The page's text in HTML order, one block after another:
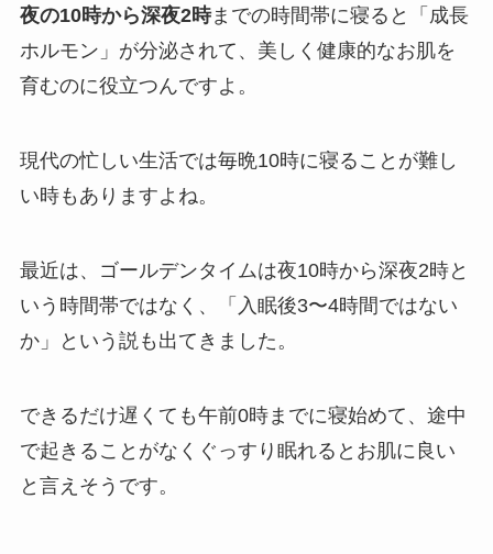
夜の10時から深夜2時までの時間帯に寝ると「成長
ホルモン」が分泌されて、美しく健康的なお肌を
育むのに役立つんですよ。
現代の忙しい生活では毎晩10時に寝ることが難し
い時もありますよね。
最近は、ゴールデンタイムは夜10時から深夜2時と
いう時間帯ではなく、「入眠後3〜4時間ではない
か」という説も出てきました。
できるだけ遅くても午前0時までに寝始めて、途中
で起きることがなくぐっすり眠れるとお肌に良い
と言えそうです。